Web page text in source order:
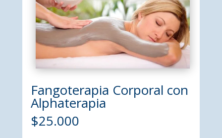
Fangoterapia Corporal con
Alphaterapia
$25.000